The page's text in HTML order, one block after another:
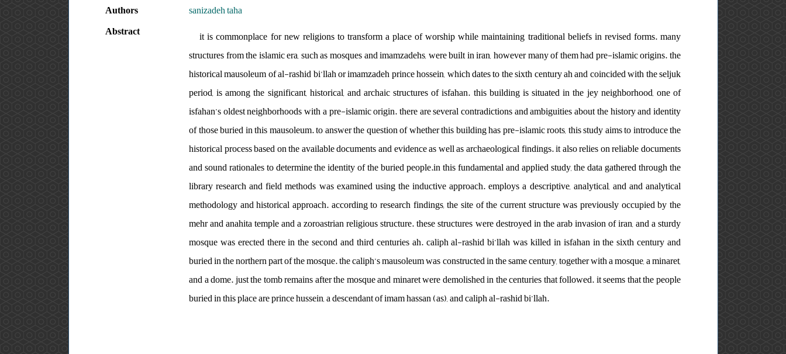
Authors
sanizadeh taha
Abstract
it is commonplace for new religions to transform a place of worship while maintaining traditional beliefs in revised forms. many
structures from the islamic era, such as mosques and imamzadehs, were built in iran, however many of them had pre-islamic origins. the
historical mausoleum of al-rashid bi’llah or imamzadeh prince hossein, which dates to the sixth century ah and coincided with the seljuk
period, is among the significant, historical, and archaic structures of isfahan. this building is situated in the jey neighborhood, one of
isfahan’s oldest neighborhoods with a pre-islamic origin. there are several contradictions and ambiguities about the history and identity
of those buried in this mausoleum. to answer the question of whether this building has pre-islamic roots, this study aims to introduce the
historical process based on the available documents and evidence as well as archaeological findings. it also relies on reliable documents
and sound rationales to determine the identity of the buried people.in this fundamental and applied study, the data gathered through the
library research and field methods was examined using the inductive approach. employs a descriptive, analytical, and and analytical
methodology and historical approach. according to research findings, the site of the current structure was previously occupied by the
mehr and anahita temple and a zoroastrian religious structure. these structures were destroyed in the arab invasion of iran, and a sturdy
mosque was erected there in the second and third centuries ah. caliph al-rashid bi’llah was killed in isfahan in the sixth century and
buried in the northern part of the mosque. the caliph’s mausoleum was constructed in the same century, together with a mosque, a minaret,
and a dome. just the tomb remains after the mosque and minaret were demolished in the centuries that followed. it seems that the people
buried in this place are prince hussein, a descendant of imam hassan (as), and caliph al-rashid bi’llah.